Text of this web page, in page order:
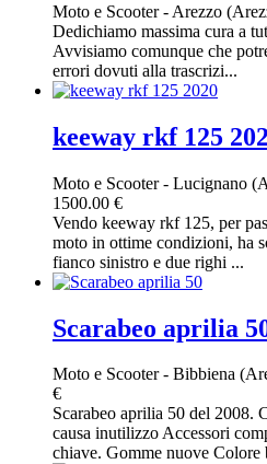
Moto e Scooter- Arezzo
Dedichiamo massima cura a
Avvisiamo comunque che
errori dovuti alla trascrizi...
keeway rkf 125
Moto e Scooter- Lucignano
1500.00 €
Vendo keeway rkf 125, per
moto in ottime condizioni, ha
fianco sinistro e due righi ...
Scarabeo aprilia
Moto e Scooter- Bibbiena
€
Scarabeo aprilia 50 del 2008.
causa inutilizzo Accessori
chiave. Gomme nuove Colore